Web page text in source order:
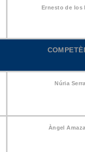
Ernesto de los
Núria
Àngel